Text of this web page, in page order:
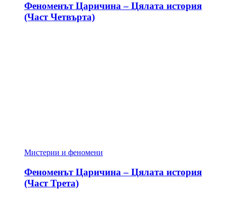
Феноменът Царичина – Цялата история
(Част Четвърта)
Мистерии и феномени
Феноменът Царичина – Цялата история
(Част Трета)